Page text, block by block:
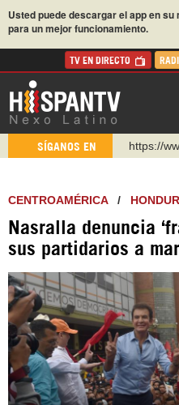
Usted puede descargar el app en su
para un mejor funcionamiento.
TV EN DIRECTO
SÍGANOS EN
https://
http://
https://
https://
CENTROAMÉRICA/
Nasralla denuncia
sus partidarios a